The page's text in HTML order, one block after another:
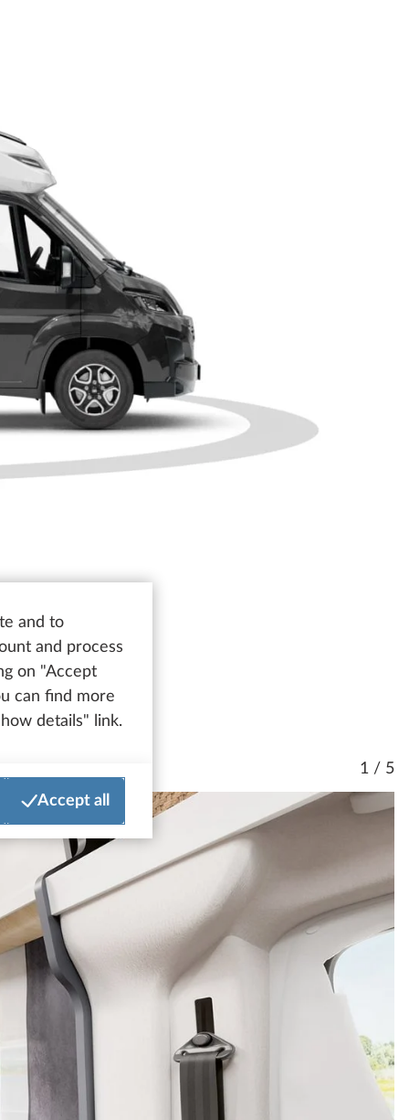
and to
and process
on "Accept
can find more
details" link.
Accept all
1 / 5